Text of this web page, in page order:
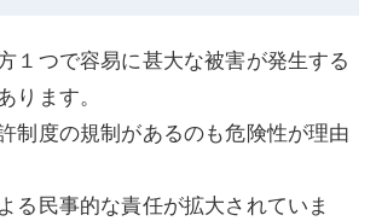
１つで容易に甚大な被害が発生する
ります。
制度の規制があるのも危険性が理由
る民事的な責任が拡大されていま